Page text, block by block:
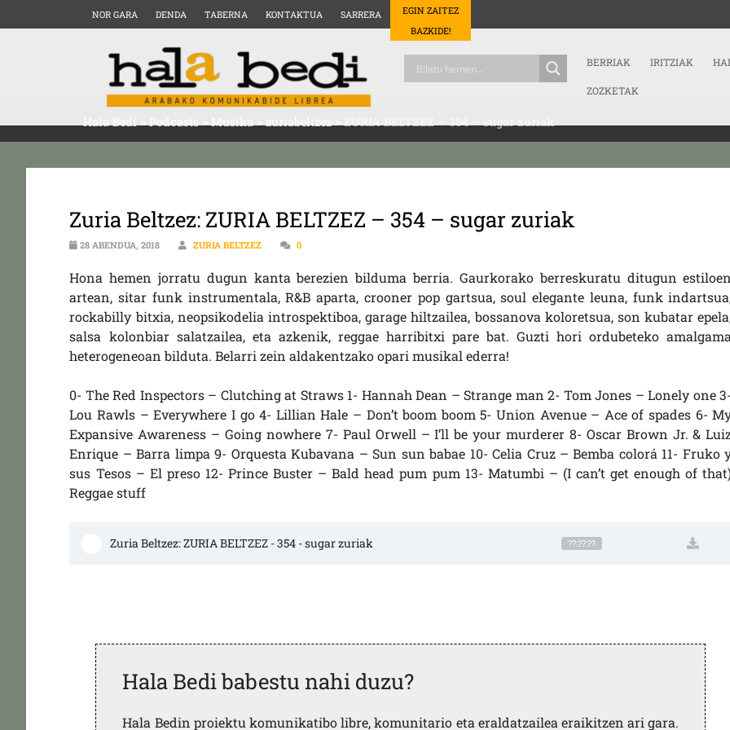
NOR GARA DENDA TABERNA KONTAKTUA SARRERA
EGIN ZAITEZ
BAZKIDE!
BERRIAK IRITZIAK
ZOZKETAK
Hala Bedi>Podcasts>Musika>zuriabeltzez>ZURIA BELTZEZ – 354 – sugar zuriak
Zuria Beltzez: ZURIA BELTZEZ – 354 – sugar zuriak
28 ABENDUA, 2018 ZURIA BELTZEZ 0
Hona hemen jorratu dugun kanta berezien bilduma berria. Gaurkorako berreskuratu ditugun estiloen
artean, sitar funk instrumentala, R&B aparta, crooner pop gartsua, soul elegante leuna, funk
rockabilly bitxia, neopsikodelia introspektiboa, garage hiltzailea, bossanova koloretsua, son kubatar
salsa kolonbiar salatzailea, eta azkenik, reggae harribitxi pare bat. Guzti hori ordubeteko amalgama
heterogeneoan bilduta. Belarri zein aldakentzako opari musikal ederra!
0- The Red Inspectors – Clutching at Straws 1- Hannah Dean – Strange man 2- Tom Jones – Lonely one 3-
Lou Rawls – Everywhere I go 4- Lillian Hale – Don’t boom boom 5- Union Avenue – Ace of spades 6-
Expansive Awareness – Going nowhere 7- Paul Orwell – I’ll be your murderer 8- Oscar Brown Jr. &
Enrique – Barra limpa 9- Orquesta Kubavana – Sun sun babae 10- Celia Cruz – Bemba colorá 11- Fruko
sus Tesos – El preso 12- Prince Buster – Bald head pum pum 13- Matumbi – (I can’t get enough of
Reggae stuff
Zuria Beltzez: ZURIA BELTZEZ - 354 - sugar zuriak ??:??:??
Hala Bedi babestu nahi duzu?
Hala Bedin proiektu komunikatibo libre, komunitario eta eraldatzailea eraikitzen ari gara.